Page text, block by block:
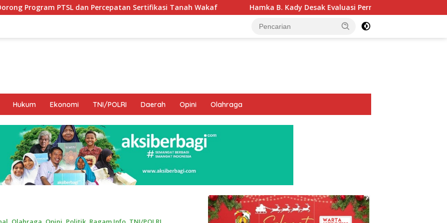
Percepatan Sertifikasi Tanah Wakaf Hamka B. Kady Desak Evaluasi Permenhub Nomor 28/2022: Biar Keselamatan
Hukum Ekonomi TNI/POLRI Daerah Opini Olahraga